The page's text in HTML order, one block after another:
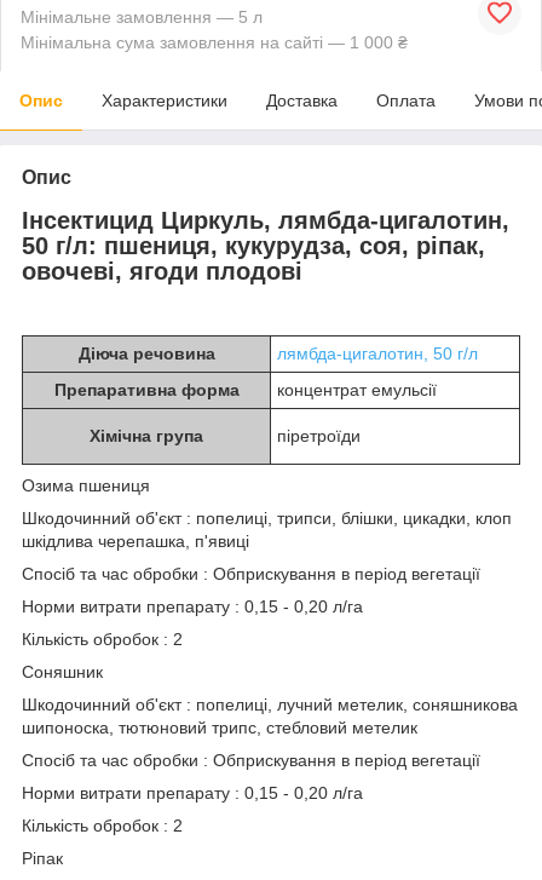
Мінімальне замовлення — 5 л
Мінімальна сума замовлення на сайті — 1 000 ₴
Опис Характеристики Доставка Оплата Умови
Опис
Інсектицид Циркуль, лямбда-цигалотин,
50 г/л: пшениця, кукурудза, соя, ріпак,
овочеві, ягоди плодові
Діюча речовина
лямбда-цигалотин, 50 г/л
Препаративна форма
концентрат емульсії
Хімічна група піретроїди
Озима пшениця
Шкодочинний об'єкт : попелиці, трипси, блішки, цикадки, клоп
шкідлива черепашка, п'явиці
Спосіб та час обробки : Обприскування в період вегетації
Норми витрати препарату : 0,15 - 0,20 л/га
Кількість обробок : 2
Соняшник
Шкодочинний об'єкт : попелиці, лучний метелик, соняшникова
шипоноска, тютюновий трипс, стебловий метелик
Спосіб та час обробки : Обприскування в період вегетації
Норми витрати препарату : 0,15 - 0,20 л/га
Кількість обробок : 2
Ріпак